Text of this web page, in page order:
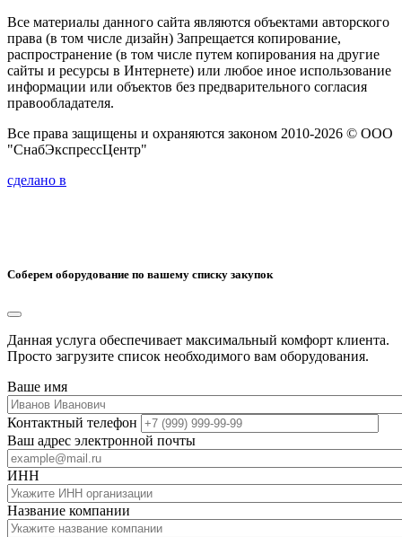
Все материалы данного сайта являются объектами авторского
права (в том числе дизайн) Запрещается копирование,
распространение (в том числе путем копирования на другие
сайты и ресурсы в Интернете) или любое иное использование
информации или объектов без предварительного согласия
правообладателя.
Все права защищены и охраняются законом 2010-2026 © ООО
"СнабЭкспрессЦентр"
сделано в
Соберем оборудование по вашему списку закупок
Данная услуга обеспечивает максимальный комфорт клиента.
Просто загрузите список необходимого вам оборудования.
Ваше имя
Контактный телефон
Ваш адрес электронной почты
ИНН
Название компании